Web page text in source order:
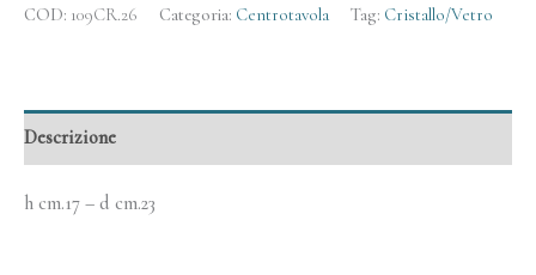
COD: 109CR.26 Categoria: Centrotavola Tag: Cristallo/Vetro
Descrizione
h cm.17 – d cm.23